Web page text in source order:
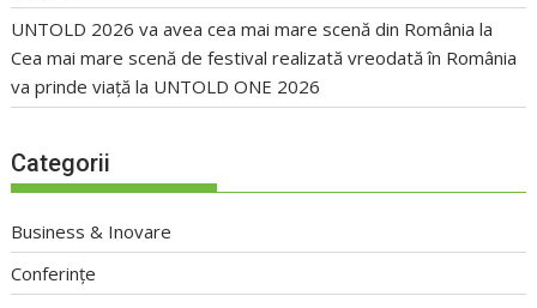
UNTOLD 2026 va avea cea mai mare scenă din România la
Cea mai mare scenă de festival realizată vreodată în România
va prinde viață la UNTOLD ONE 2026
Categorii
Business & Inovare
Conferințe